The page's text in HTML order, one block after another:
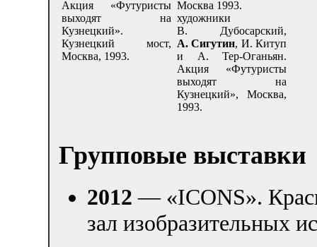
Акция «Футуристы
выходят на
Кузнецкий».
Кузнецкий мост,
Москва, 1993.
Москва 1993.
художники
В. Дубосарский,
А. Сигутин, И. Китуп
и А. Тер-Оганьян.
Акция «Футуристы
выходят на
Кузнецкий», Москва,
1993.
Групповые выставки
2012 — «ICONS».
зал изобразительных